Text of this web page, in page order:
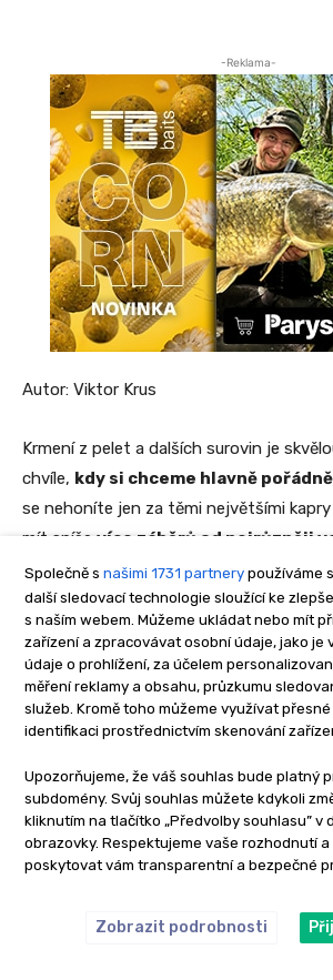
Společně s našimi 1731 partnery používáme
další sledovací technologie sloužící ke
s naším webem. Můžeme ukládat nebo mít
zařízení a zpracovávat osobní údaje, jako je
údaje o prohlížení, za účelem
měření reklamy a obsahu, průzkumu
služeb. Kromě toho můžeme využívat
identifikaci prostřednictvím skenování
Upozorňujeme, že váš souhlas bude platný
subdomény. Svůj souhlas můžete kdykoli
kliknutím na tlačítko „Předvolby souhlasu” v
obrazovky. Respektujeme vaše rozhodnutí a
poskytovat vám transparentní a bezpečné
Zobrazit podrobnosti